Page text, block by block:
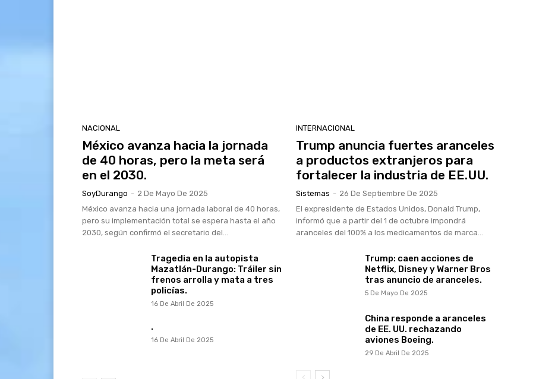
NACIONAL
México avanza hacia la jornada
de 40 horas, pero la meta será
en el 2030.
SoyDurango - 2 De Mayo De 2025
México avanza hacia una jornada laboral de 40 horas,
pero su implementación total se espera hasta el año
2030, según confirmó el secretario del...
Tragedia en la autopista
Mazatlán-Durango: Tráiler sin
frenos arrolla y mata a tres
policías.
16 De Abril De 2025
.
16 De Abril De 2025
INTERNACIONAL
Trump anuncia fuertes aranceles
a productos extranjeros para
fortalecer la industria de EE.UU.
Sistemas - 26 De Septiembre De 2025
El expresidente de Estados Unidos, Donald Trump,
informó que a partir del 1 de octubre impondrá
aranceles del 100% a los medicamentos de marca...
Trump: caen acciones de
Netflix, Disney y Warner Bros
tras anuncio de aranceles.
5 De Mayo De 2025
China responde a aranceles
de EE. UU. rechazando
aviones Boeing.
29 De Abril De 2025